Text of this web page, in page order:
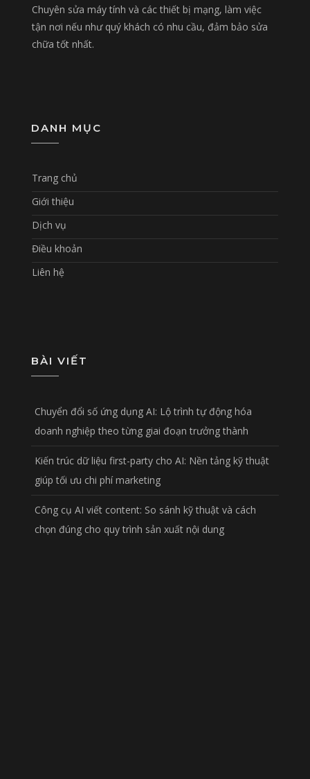
Chuyên sửa máy tính và các thiết bị mạng, làm việc
tận nơi nếu như quý khách có nhu cầu, đảm bảo sửa
chữa tốt nhất.
DANH MỤC
Trang chủ
Giới thiệu
Dịch vụ
Điều khoản
Liên hệ
BÀI VIẾT
Chuyển đổi số ứng dụng AI: Lộ trình tự động hóa
doanh nghiệp theo từng giai đoạn trưởng thành
Kiến trúc dữ liệu first-party cho AI: Nền tảng kỹ thuật
giúp tối ưu chi phí marketing
Công cụ AI viết content: So sánh kỹ thuật và cách
chọn đúng cho quy trình sản xuất nội dung